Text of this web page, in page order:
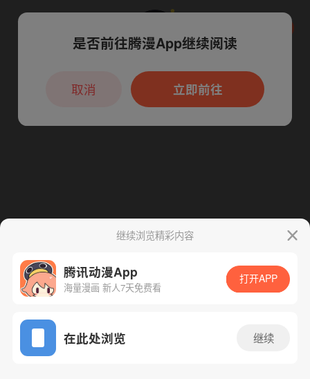
App免费看
腾漫App免费看
继续浏览精彩内容
腾讯动漫App
海量漫画 新人7天免费看
打开APP
在此处浏览 继续
本章节仅支持App阅读，可打开App新用
户7天免费看
是否前往腾漫App继续阅读
立即前往
取消